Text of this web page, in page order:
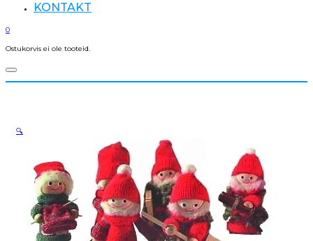
KONTAKT
0
Ostukorvis ei ole tooteid.
🔍